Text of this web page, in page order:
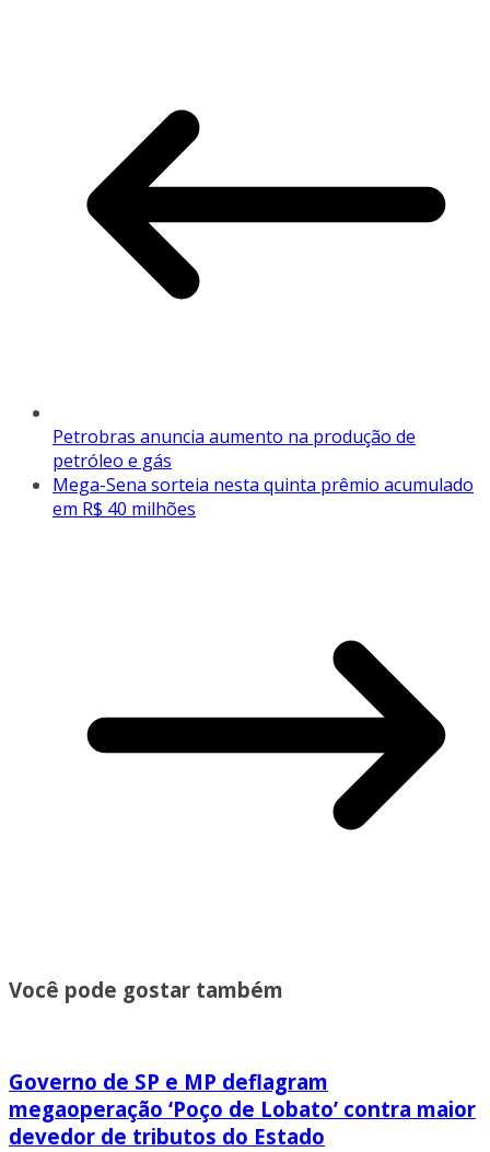
Petrobras anuncia aumento na produção de
petróleo e gás
Mega-Sena sorteia nesta quinta prêmio acumulado
em R$ 40 milhões
Você pode gostar também
Governo de SP e MP deflagram
megaoperação ‘Poço de Lobato’ contra maior
devedor de tributos do Estado